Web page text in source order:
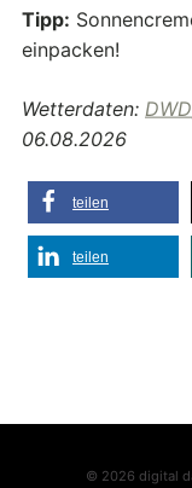
Tipp:
einpacken!
Wetterdaten: DWD
06.08.2026
teilen
teilen
© 2026 digital